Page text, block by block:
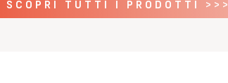
SCOPRI TUTTI I PRODOTTI >>>